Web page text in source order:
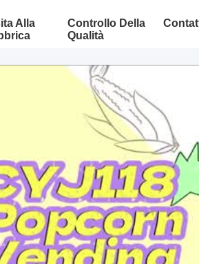
Alla
Controllo Della
Qualità